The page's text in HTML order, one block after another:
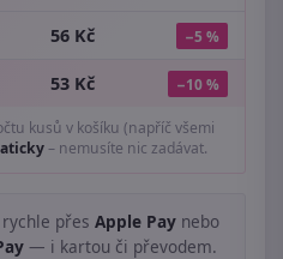
56 Kč −5 %
53 Kč −10 %
kusů v košíku (napříč všemi
– nemusíte nic zadávat.
přes Apple Pay nebo
— i kartou či převodem.